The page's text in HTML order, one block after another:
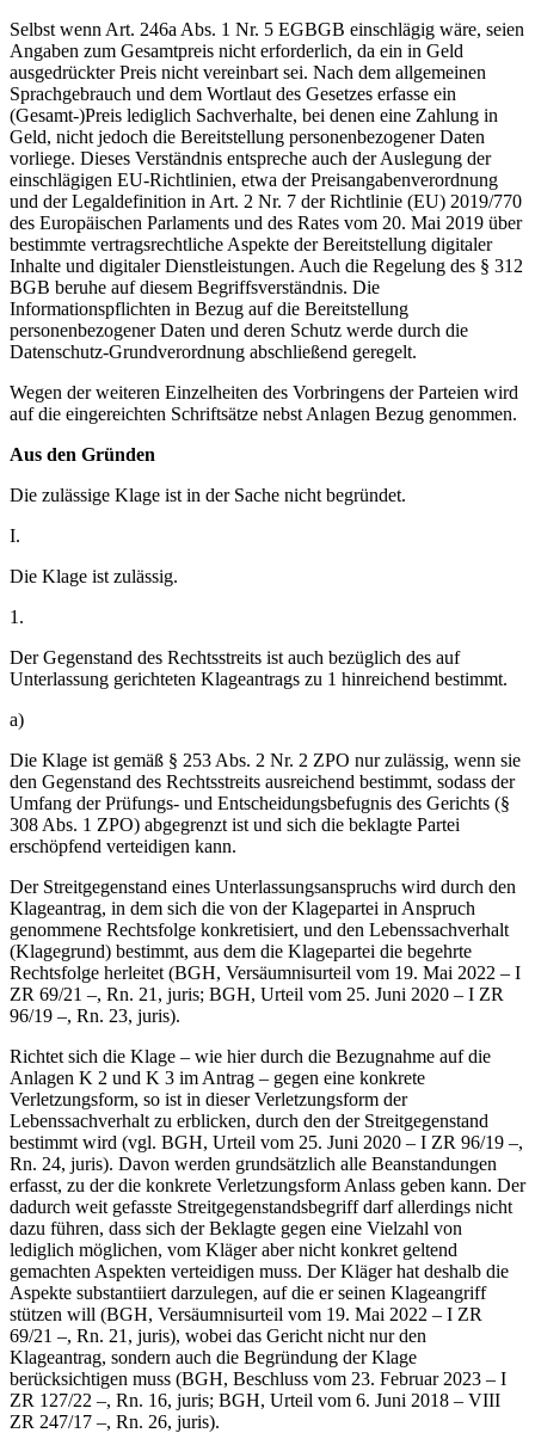
Selbst wenn Art. 246a Abs. 1 Nr. 5 EGBGB einschlägig wäre, seien
Angaben zum Gesamtpreis nicht erforderlich, da ein in Geld
ausgedrückter Preis nicht vereinbart sei. Nach dem allgemeinen
Sprachgebrauch und dem Wortlaut des Gesetzes erfasse ein
(Gesamt-)Preis lediglich Sachverhalte, bei denen eine Zahlung in
Geld, nicht jedoch die Bereitstellung personenbezogener Daten
vorliege. Dieses Verständnis entspreche auch der Auslegung der
einschlägigen EU-Richtlinien, etwa der Preisangabenverordnung
und der Legaldefinition in Art. 2 Nr. 7 der Richtlinie (EU) 2019/770
des Europäischen Parlaments und des Rates vom 20. Mai 2019 über
bestimmte vertragsrechtliche Aspekte der Bereitstellung digitaler
Inhalte und digitaler Dienstleistungen. Auch die Regelung des § 312
BGB beruhe auf diesem Begriffsverständnis. Die
Informationspflichten in Bezug auf die Bereitstellung
personenbezogener Daten und deren Schutz werde durch die
Datenschutz-Grundverordnung abschließend geregelt.
Wegen der weiteren Einzelheiten des Vorbringens der Parteien wird
auf die eingereichten Schriftsätze nebst Anlagen Bezug genommen.
Aus den Gründen
Die zulässige Klage ist in der Sache nicht begründet.
I.
Die Klage ist zulässig.
1.
Der Gegenstand des Rechtsstreits ist auch bezüglich des auf
Unterlassung gerichteten Klageantrags zu 1 hinreichend bestimmt.
a)
Die Klage ist gemäß § 253 Abs. 2 Nr. 2 ZPO nur zulässig, wenn sie
den Gegenstand des Rechtsstreits ausreichend bestimmt, sodass der
Umfang der Prüfungs- und Entscheidungsbefugnis des Gerichts (§
308 Abs. 1 ZPO) abgegrenzt ist und sich die beklagte Partei
erschöpfend verteidigen kann.
Der Streitgegenstand eines Unterlassungsanspruchs wird durch den
Klageantrag, in dem sich die von der Klagepartei in Anspruch
genommene Rechtsfolge konkretisiert, und den Lebenssachverhalt
(Klagegrund) bestimmt, aus dem die Klagepartei die begehrte
Rechtsfolge herleitet (BGH, Versäumnisurteil vom 19. Mai 2022 – I
ZR 69/21 –, Rn. 21, juris; BGH, Urteil vom 25. Juni 2020 – I ZR
96/19 –, Rn. 23, juris).
Richtet sich die Klage – wie hier durch die Bezugnahme auf die
Anlagen K 2 und K 3 im Antrag – gegen eine konkrete
Verletzungsform, so ist in dieser Verletzungsform der
Lebenssachverhalt zu erblicken, durch den der Streitgegenstand
bestimmt wird (vgl. BGH, Urteil vom 25. Juni 2020 – I ZR 96/19 –,
Rn. 24, juris). Davon werden grundsätzlich alle Beanstandungen
erfasst, zu der die konkrete Verletzungsform Anlass geben kann. Der
dadurch weit gefasste Streitgegenstandsbegriff darf allerdings nicht
dazu führen, dass sich der Beklagte gegen eine Vielzahl von
lediglich möglichen, vom Kläger aber nicht konkret geltend
gemachten Aspekten verteidigen muss. Der Kläger hat deshalb die
Aspekte substantiiert darzulegen, auf die er seinen Klageangriff
stützen will (BGH, Versäumnisurteil vom 19. Mai 2022 – I ZR
69/21 –, Rn. 21, juris), wobei das Gericht nicht nur den
Klageantrag, sondern auch die Begründung der Klage
berücksichtigen muss (BGH, Beschluss vom 23. Februar 2023 – I
ZR 127/22 –, Rn. 16, juris; BGH, Urteil vom 6. Juni 2018 – VIII
ZR 247/17 –, Rn. 26, juris).